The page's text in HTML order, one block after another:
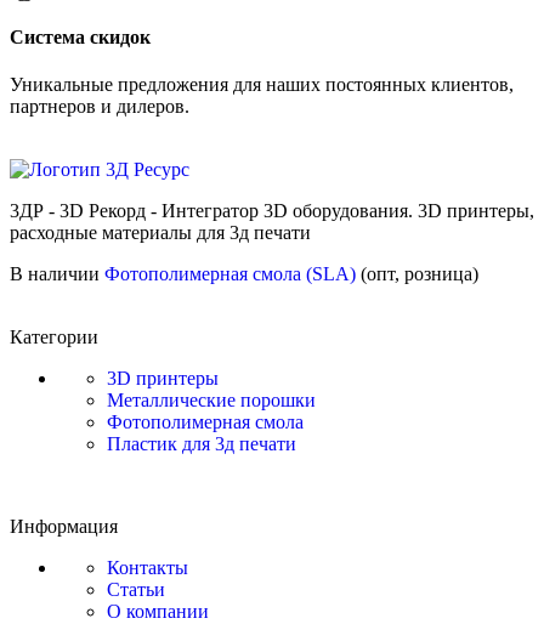
Cистема скидок
Уникальные предложения для наших постоянных клиентов,
партнеров и дилеров.
3ДР - 3D Рекорд - Интегратор 3D оборудования. 3D принтеры,
расходные материалы для 3д печати
В наличии Фотополимерная смола (SLA) (опт, розница)
Категории
3D принтеры
Металлические порошки
Фотополимерная смола
Пластик для 3д печати
Информация
Контакты
Статьи
О компании